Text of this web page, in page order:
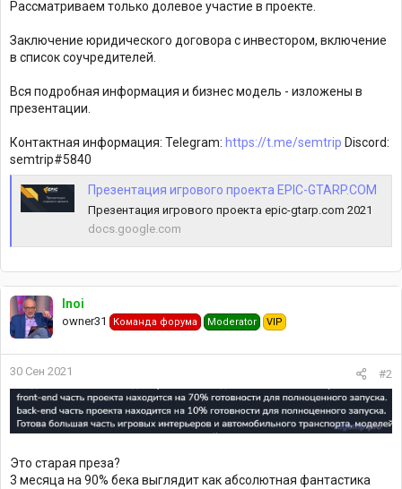
Рассматриваем только долевое участие в проекте.
Заключение юридического договора с инвестором, включение
в список соучредителей.
Вся подробная информация и бизнес модель - изложены в
презентации.
Контактная информация: Telegram: https://t.me/semtrip Discord:
semtrip#5840
Презентация игрового проекта EPIC-GTARP.COM
Презентация игрового проекта epic-gtarp.com 2021
docs.google.com
Inoi
owner31 Команда форума Moderator VIP
30 Сен 2021 #2
Это старая преза?
3 месяца на 90% бека выглядит как абсолютная фантастика